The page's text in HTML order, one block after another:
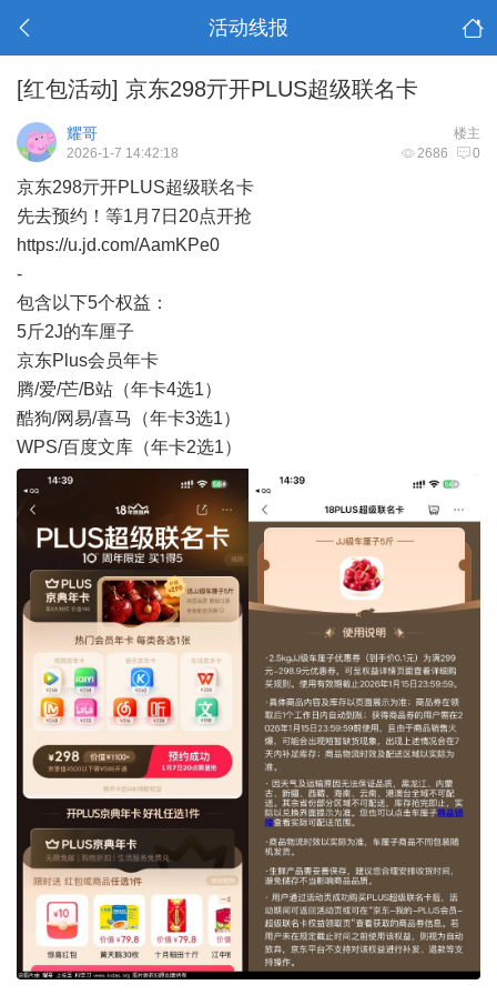
活动线报
[红包活动] 京东298亓开PLUS超级联名卡
楼主
耀哥
2686 0
2026-1-7 14:42:18
京东298亓开PLUS超级联名卡
先去预约！等1月7日20点开抢
https://u.jd.com/AamKPe0
-
包含以下5个权益：
5斤2J的车厘子
京东Plus会员年卡
腾/爱/芒/B站（年卡4选1）
酷狗/网易/喜马（年卡3选1）
WPS/百度文库（年卡2选1）